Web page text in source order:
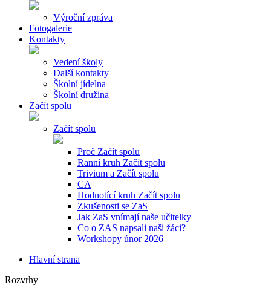
Výroční zpráva
Fotogalerie
Kontakty
Vedení školy
Další kontakty
Školní jídelna
Školní družina
Začít spolu
Začít spolu
Proč Začít spolu
Ranní kruh Začít spolu
Trivium a Začít spolu
CA
Hodnotící kruh Začít spolu
Zkušenosti se ZaS
Jak ZaS vnímají naše učitelky
Co o ZAS napsali naši žáci?
Workshopy únor 2026
Hlavní strana
Rozvrhy